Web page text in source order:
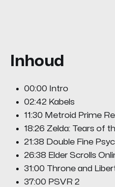
Inhoud
00:00 Intro
02:42 Kabels
11:30 Metroid Prime
18:26 Zelda: Tears of
21:38 Double Fine
26:38 Elder Scrolls
31:00 Throne and
37:00 PSVR 2